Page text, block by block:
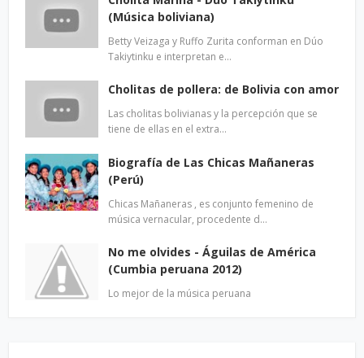
(Música boliviana)
Betty Veizaga y Ruffo Zurita conforman en Dúo
Takiytinku e interpretan e…
Cholitas de pollera: de Bolivia con amor
Las cholitas bolivianas y la percepción que se
tiene de ellas en el extra…
Biografía de Las Chicas Mañaneras
(Perú)
Chicas Mañaneras , es conjunto femenino de
música vernacular, procedente d…
No me olvides - Águilas de América
(Cumbia peruana 2012)
Lo mejor de la música peruana